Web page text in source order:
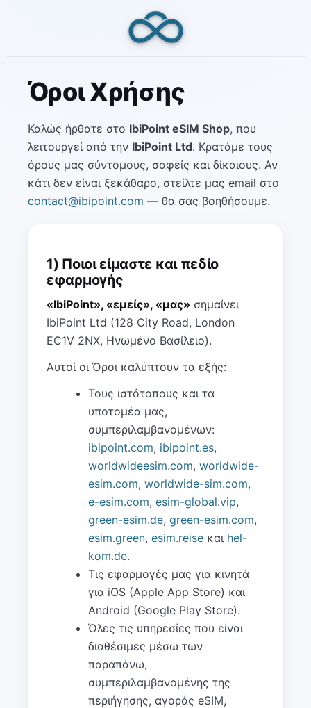
Όροι Χρήσης
Καλώς ήρθατε στο IbiPoint eSIM Shop, που
λειτουργεί από την IbiPoint Ltd. Κρατάμε τους
όρους μας σύντομους, σαφείς και δίκαιους. Αν
κάτι δεν είναι ξεκάθαρο, στείλτε μας email στο
contact@ibipoint.com — θα σας βοηθήσουμε.
1) Ποιοι είμαστε και πεδίο
εφαρμογής
«IbiPoint», «εμείς», «μας» σημαίνει
IbiPoint Ltd (128 City Road, London
EC1V 2NX, Ηνωμένο Βασίλειο).
Αυτοί οι Όροι καλύπτουν τα εξής:
Τους ιστότοπους και τα
υποτομέα μας,
συμπεριλαμβανομένων:
ibipoint.com, ibipoint.es,
worldwideesim.com, worldwide-
esim.com, worldwide-sim.com,
e-esim.com, esim-global.vip,
green-esim.de, green-esim.com,
esim.green, esim.reise και hel-
kom.de.
Τις εφαρμογές μας για κινητά
για iOS (Apple App Store) και
Android (Google Play Store).
Όλες τις υπηρεσίες που είναι
διαθέσιμες μέσω των
παραπάνω,
συμπεριλαμβανομένης της
περιήγησης, αγοράς eSIM,